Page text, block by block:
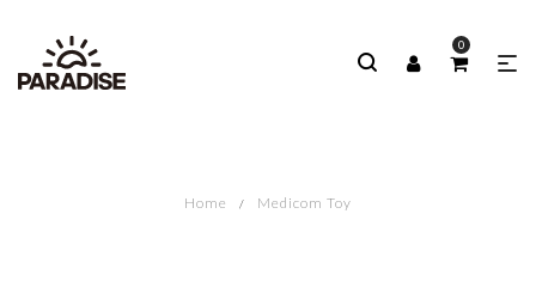
0
Home Medicom Toy